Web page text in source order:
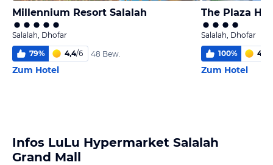
Millennium Resort Salalah
Salalah, Dhofar
79% 4,4/6 48 Bew.
Zum Hotel
The Plaza
Salalah, Dhofar
100% 4,9
Zum Hotel
Infos LuLu Hypermarket Salalah
Grand Mall